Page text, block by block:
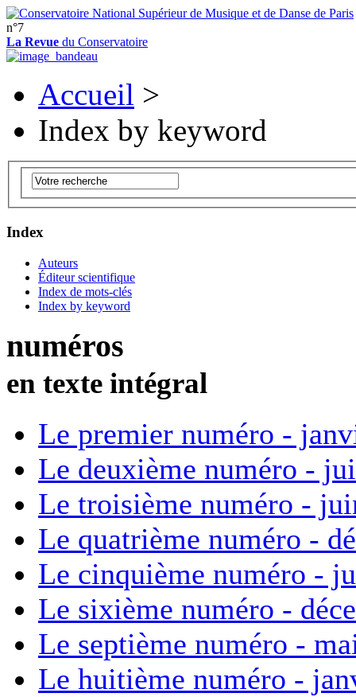
n°7
La Revue du Conservatoire
Accueil >
Index by keyword
Index
Auteurs
Éditeur scientifique
Index de mots-clés
Index by keyword
numéros
en texte intégral
Le premier numéro -
Le deuxième numéro -
Le troisième numéro -
Le quatrième numéro -
Le cinquième numéro -
Le sixième numéro -
Le septième numéro -
Le huitième numéro -